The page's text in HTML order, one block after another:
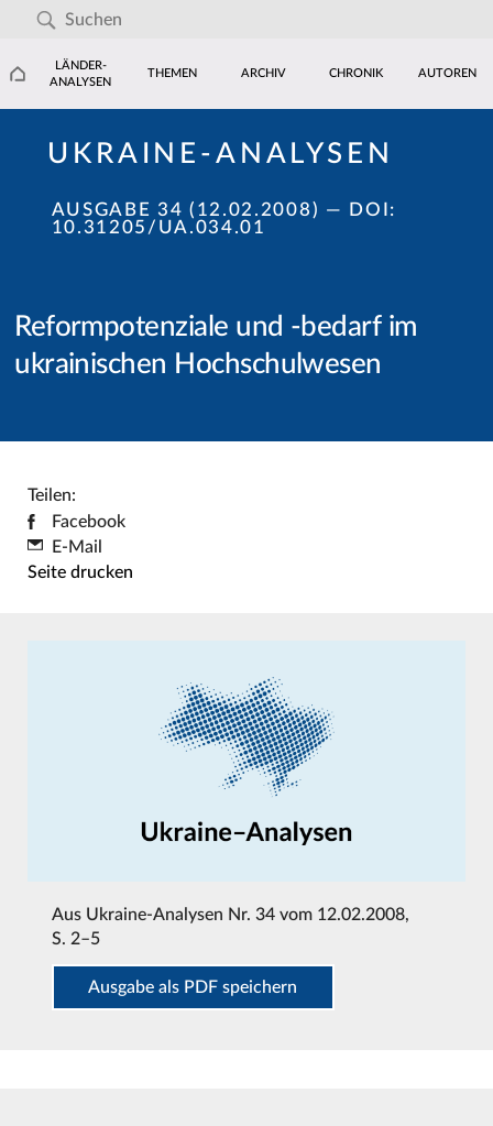
LÄNDER-
ANALYSEN
THEMEN ARCHIV CHRONIK AUTOREN
UKRAINE-ANALYSEN
AUSGABE 34 (12.02.2008) — DOI:
10.31205/UA.034.01
Reformpotenziale und -bedarf im
ukrainischen Hochschulwesen
Teilen:
Facebook
E-Mail
Seite drucken
Aus Ukraine-Analysen Nr. 34 vom 12.02.2008,
S. 2–5
Ausgabe als PDF speichern